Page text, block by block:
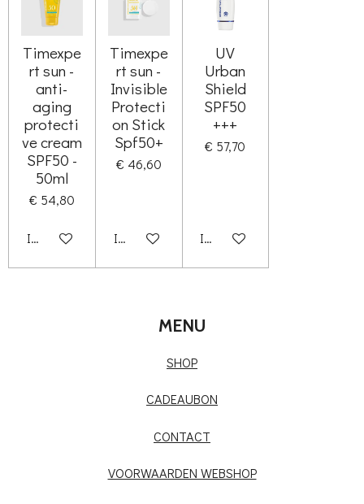
Timexpe
rt sun -
anti-
aging
protecti
ve cream
SPF50 -
50ml
€ 54,80
In winkelwagen
Timexpe
rt sun -
Invisible
Protecti
on Stick
Spf50+
€ 46,60
In winkelwagen
UV
Urban
Shield
SPF50
+++
€ 57,70
In winkelwagen
MENU
SHOP
CADEAUBON
CONTACT
VOORWAARDEN WEBSHOP